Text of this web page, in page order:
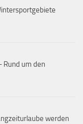
Rund um den
werden